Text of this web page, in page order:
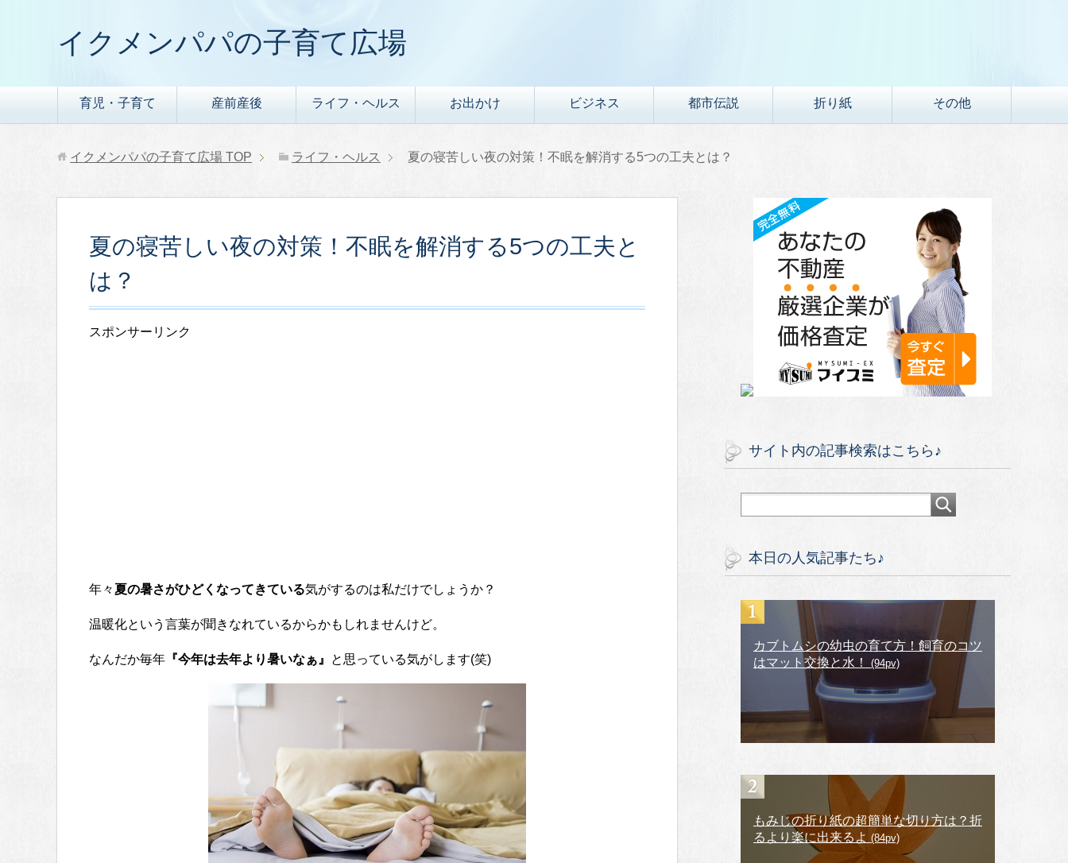
イクメンパパの子育て広場
育児・子育て 産前産後 ライフ・ヘルス お出かけ ビジネス 都市伝説 折り紙 その他
イクメンパパの子育て広場 TOP ライフ・ヘルス 夏の寝苦しい夜の対策！不眠を解消する5つの工夫とは？
夏の寝苦しい夜の対策！不眠を解消する5つの工夫と
は？
スポンサーリンク
年々夏の暑さがひどくなってきている気がするのは私だけでしょうか？
温暖化という言葉が聞きなれているからかもしれませんけど。
なんだか毎年 『今年は去年より暑いなぁ』 と思っている気がします(笑)
サイト内の記事検索はこちら♪
本日の人気記事たち♪
カブトムシの幼虫の育て方！飼育のコツ
はマット交換と水！
(94pv)
もみじの折り紙の超簡単な切り方は？折
るより楽に出来るよ (84pv)